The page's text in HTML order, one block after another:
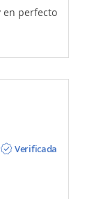
en perfecto
Verificada